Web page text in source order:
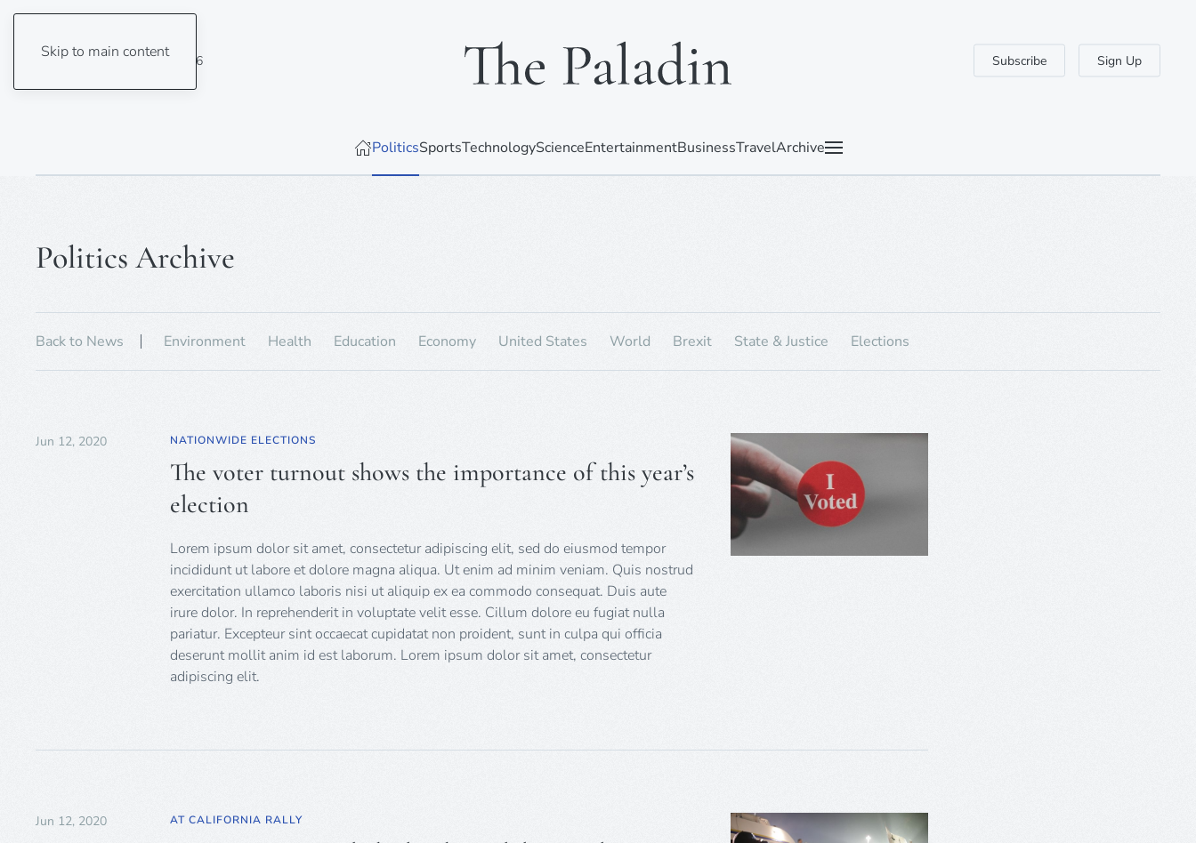
Skip to main content
Friday, 7 August 2026 Subscribe Sign Up
PoliticsSportsTechnologyScienceEntertainmentBusinessTravelArchive
Politics Archive
Back to News Environ­ment Health Education Economy United States World Brexit State & Justice Elections
Jun 12, 2020 NATIONWIDE ELECTIONS
The voter turnout shows the importance of this year’s
election
Lorem ipsum dolor sit amet, consectetur adipiscing elit, sed do eiusmod tempor
incididunt ut labore et dolore magna aliqua. Ut enim ad minim veniam. Quis nostrud
exercitation ullamco laboris nisi ut aliquip ex ea commodo consequat. Duis aute
irure dolor. In reprehenderit in voluptate velit esse. Cillum dolore eu fugiat nulla
pariatur. Excepteur sint occaecat cupidatat non proident, sunt in culpa qui officia
deserunt mollit anim id est laborum. Lorem ipsum dolor sit amet, consectetur
adipiscing elit.
Jun 12, 2020 AT CALIFORNIA RALLY